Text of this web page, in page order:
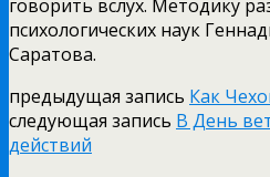
говорить вслух. Методику
психологических наук
Саратова.
предыдущая запись Как
следующая запись В День
действий